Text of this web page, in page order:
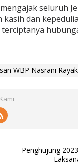
seluruh
dan
WBP Nasrani
Penghujung